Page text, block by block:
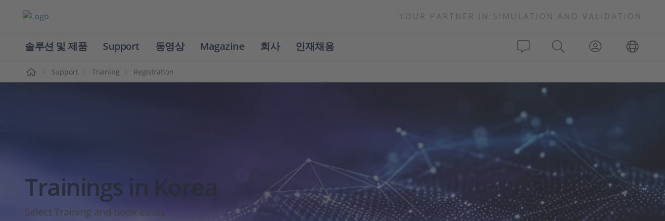
YOUR PARTNER IN SIMULATION AND VALIDATION
솔루션 및 제품 Support 동영상 Magazine 회사 인재채용
Support Training Registration
Trainings in Korea
Select Training and book easily